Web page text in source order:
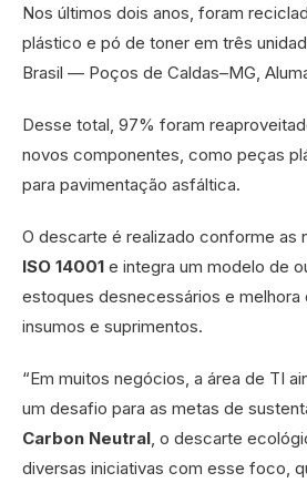
Nos últimos dois anos, foram
plástico e pó de toner em três
Brasil — Poços de Caldas–MG,
Desse total, 97% foram
novos componentes, como peças
para pavimentação asfáltica.
O descarte é realizado conforme as
ISO 14001 e integra um modelo de
estoques desnecessários e melhora
insumos e suprimentos.
“Em muitos negócios, a área de TI
um desafio para as metas de
Carbon Neutral , o descarte
diversas iniciativas com esse foco,